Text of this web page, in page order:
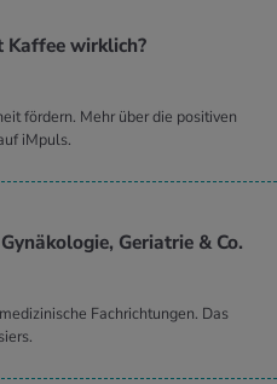
Kaffee wirklich?
fördern. Mehr über die positiven
iMpuls.
Geriatrie & Co.
Fachrichtungen. Das